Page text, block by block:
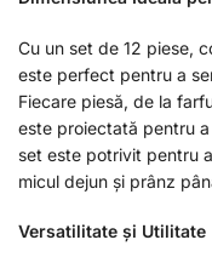
Cu un set de 12 piese,
este perfect pentru a
Fiecare piesă, de la
este proiectată pentru
set este potrivit pentru
micul dejun și prânz
Versatilitate și Utilitate